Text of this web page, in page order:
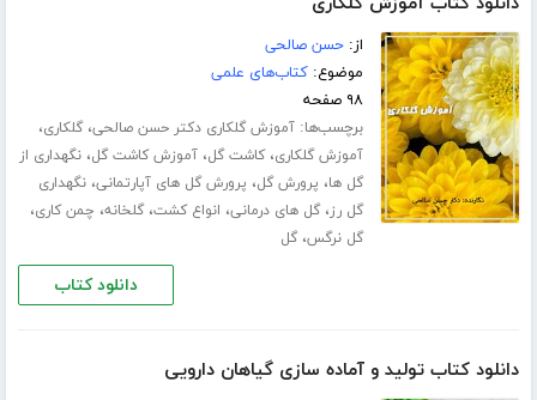
از:حسن صالحی
موضوع:کتاب‌های علمی
۹۸ صفحه
برچسب‌ها:آموزش گلکاری دکتر حسن صالحی،گلکاری،
آموزش گلکاری،کاشت گل،آموزش کاشت گل،نگهداری از
گل ها، پرورش گل، پرورش گل های آپارتمانی،نگهداری
گل رز،گل های درمانی، انواع کشت،گلخانه، چمن کاری،
گل نرگس،گل
دانلود کتاب
دانلود کتاب تولید و آماده سازی گیاهان دارویی